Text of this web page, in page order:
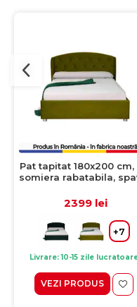
Pat tapitat 180x200 cm,
somiera rabatabila,
deschis
2399 lei
+7
Livrare: 10-15 zile
VEZI PRODUS